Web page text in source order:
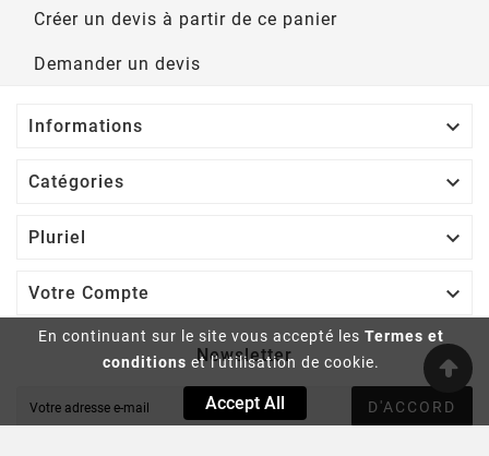
En continuant sur le site vous accepté les Termes et
conditions et l'utilisation de cookie.
Accept All
Créer un devis à partir de ce panier
Demander un devis
Informations 
Catégories 
Pluriel 
Votre Compte 
Newsletter
D'ACCORD